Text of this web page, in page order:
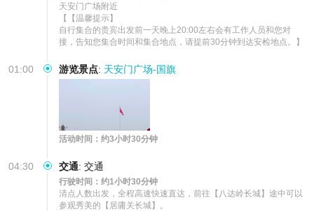
天安门广场附近
【【温馨提示】
自行集合的贵宾出发前一天晚上20:00左右会有工作人员和您对
接，告知您集合时间和集合地点，请提前30分钟到达安检地点。】
01:00 游览景点: 天安门广场-国旗
活动时间：约3小时30分钟
04:30 交通: 交通
行驶时间：约1小时30分钟
清点人数出发，全程高速快速直达，前往【八达岭长城】途中可以
参观秀美的【居庸关长城】。